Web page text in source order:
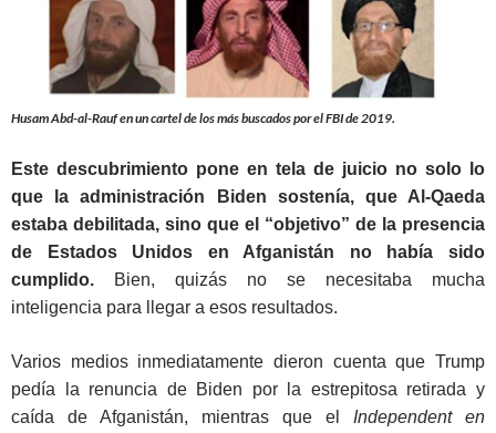
Husam Abd-al-Rauf en un cartel de los más buscados por el FBI de 2019.
Este descubrimiento pone en tela de juicio no solo lo
que la administración Biden sostenía, que Al-Qaeda
estaba debilitada, sino que el “objetivo” de la presencia
de Estados Unidos en Afganistán no había sido
cumplido. Bien, quizás no se necesitaba mucha
inteligencia para llegar a esos resultados.
Varios medios inmediatamente dieron cuenta que Trump
pedía la renuncia de Biden por la estrepitosa retirada y
caída de Afganistán, mientras que el Independent en